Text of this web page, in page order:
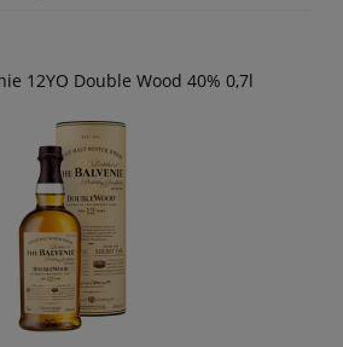
12YO Double Wood 40% 0,7l